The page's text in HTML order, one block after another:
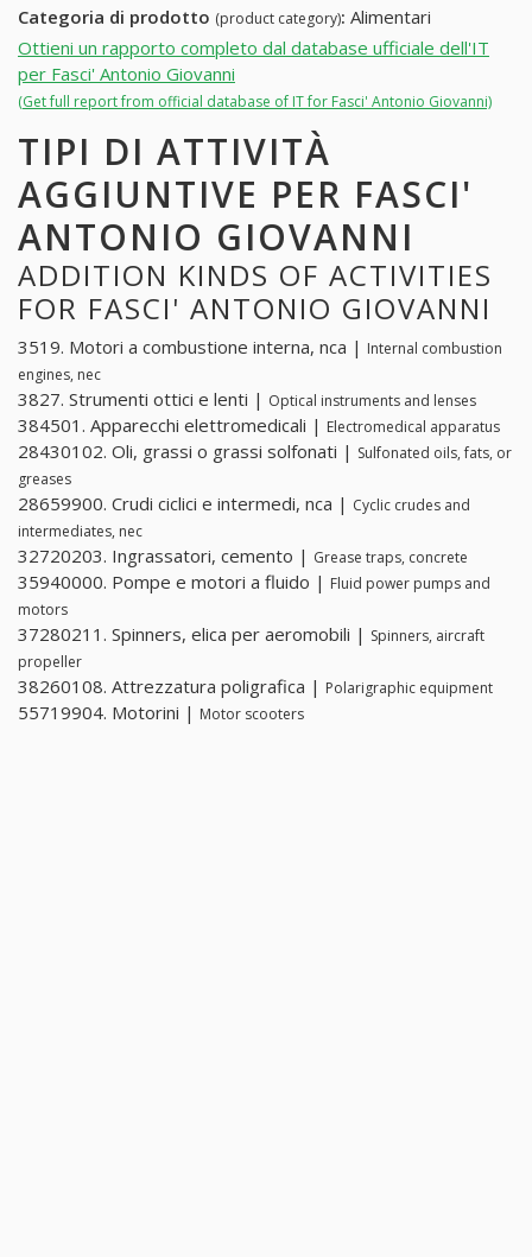
Categoria di prodotto (product category): Alimentari
Ottieni un rapporto completo dal database ufficiale dell'IT
per Fasci' Antonio Giovanni
(Get full report from official database of IT for Fasci' Antonio Giovanni)
TIPI DI ATTIVITÀ
AGGIUNTIVE PER FASCI'
ANTONIO GIOVANNI
ADDITION KINDS OF ACTIVITIES
FOR FASCI' ANTONIO GIOVANNI
3519. Motori a combustione interna, nca | Internal combustion
engines, nec
3827. Strumenti ottici e lenti | Optical instruments and lenses
384501. Apparecchi elettromedicali | Electromedical apparatus
28430102. Oli, grassi o grassi solfonati | Sulfonated oils, fats, or
greases
28659900. Crudi ciclici e intermedi, nca | Cyclic crudes and
intermediates, nec
32720203. Ingrassatori, cemento | Grease traps, concrete
35940000. Pompe e motori a fluido | Fluid power pumps and
motors
37280211. Spinners, elica per aeromobili | Spinners, aircraft
propeller
38260108. Attrezzatura poligrafica | Polarigraphic equipment
55719904. Motorini | Motor scooters